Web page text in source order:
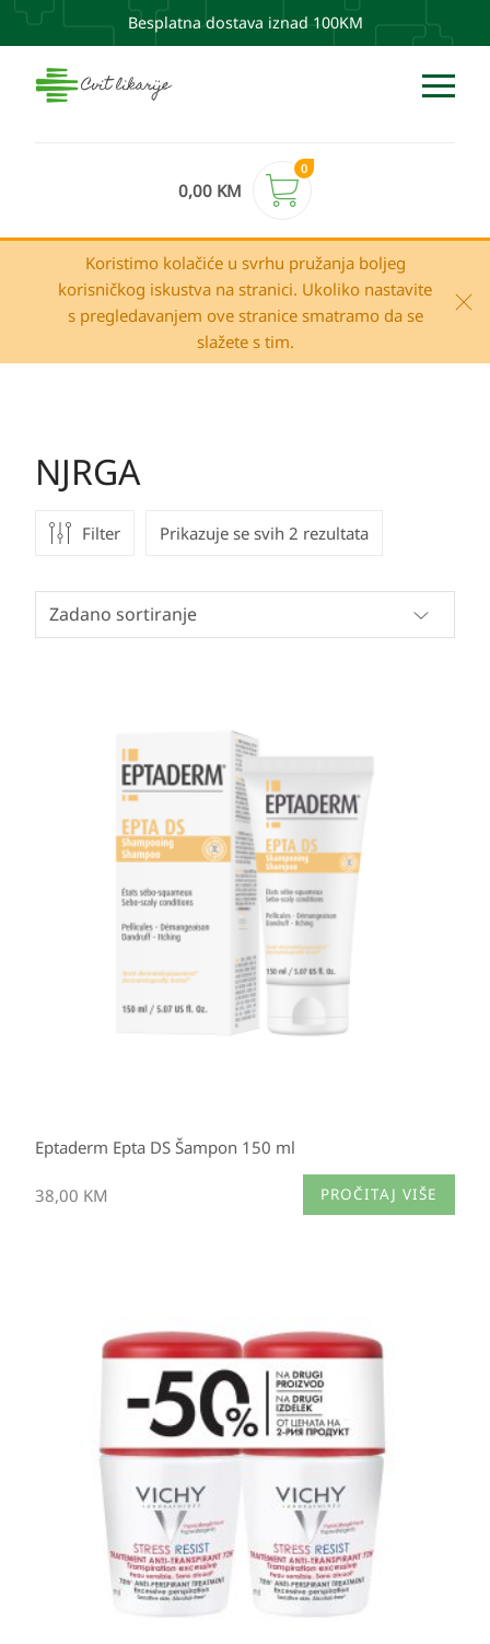
Besplatna dostava iznad 100KM
0,00 KM
0
Koristimo kolačiće u svrhu pružanja boljeg
korisničkog iskustva na stranici. Ukoliko nastavite
s pregledavanjem ove stranice smatramo da se
slažete s tim.
NJRGA
Filter Prikazuje se svih 2 rezultata
Eptaderm Epta DS Šampon 150 ml
38,00 KM PROČITAJ VIŠE